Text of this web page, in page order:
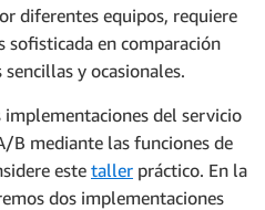
diferentes equipos, requiere
sofisticada en comparación
y ocasionales.
implementaciones del servicio
B mediante las funciones de
estetaller práctico. En la
dos implementaciones